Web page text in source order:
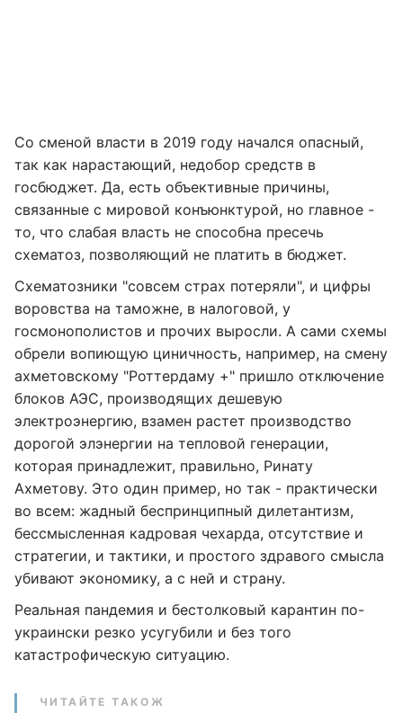
Со сменой власти в 2019 году начался опасный,
так как нарастающий, недобор средств в
госбюджет. Да, есть объективные причины,
связанные с мировой конъюнктурой, но главное -
то, что слабая власть не способна пресечь
схематоз, позволяющий не платить в бюджет.
Схематозники "совсем страх потеряли", и цифры
воровства на таможне, в налоговой, у
госмонополистов и прочих выросли. А сами схемы
обрели вопиющую циничность, например, на смену
ахметовскому "Роттердаму +" пришло отключение
блоков АЭС, производящих дешевую
электроэнергию, взамен растет производство
дорогой элэнергии на тепловой генерации,
которая принадлежит, правильно, Ринату
Ахметову. Это один пример, но так - практически
во всем: жадный беспринципный дилетантизм,
бессмысленная кадровая чехарда, отсутствие и
стратегии, и тактики, и простого здравого смысла
убивают экономику, а с ней и страну.
Реальная пандемия и бестолковый карантин по-
украински резко усугубили и без того
катастрофическую ситуацию.
ЧИТАЙТЕ ТАКОЖ